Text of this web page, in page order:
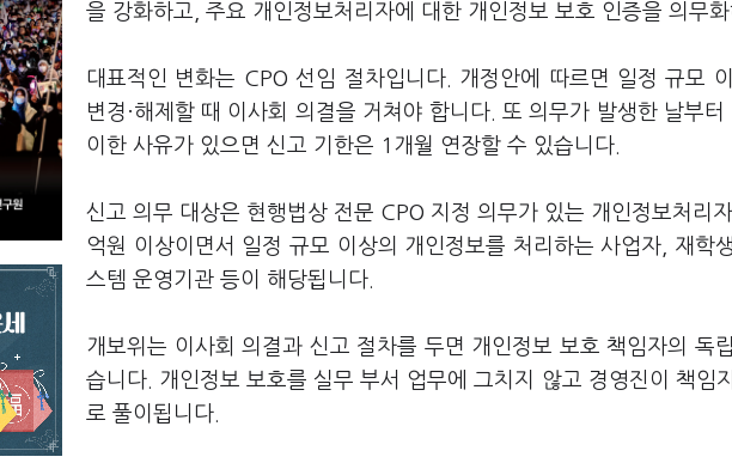
을 강화하고, 주요 개인정보처리자에 대한 개인정보 보호 인증을 의무
대표적인 변화는 CPO 선임 절차입니다. 개정안에 따르면 일정 규모
변경·해제할 때 이사회 의결을 거쳐야 합니다. 또 의무가 발생한 날부
이한 사유가 있으면 신고 기한은 1개월 연장할 수 있습니다.
신고 의무 대상은 현행법상 전문 CPO 지정 의무가 있는 개인정보처리
억원 이상이면서 일정 규모 이상의 개인정보를 처리하는 사업자, 재학
스템 운영기관 등이 해당됩니다.
개보위는 이사회 의결과 신고 절차를 두면 개인정보 보호 책임자의 독
습니다. 개인정보 보호를 실무 부서 업무에 그치지 않고 경영진이 책임
로 풀이됩니다.